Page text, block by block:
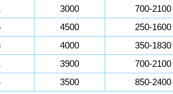
3000 700-2100
4500 250-1600
4000 350-1830
3900 700-2100
3500 850-2400